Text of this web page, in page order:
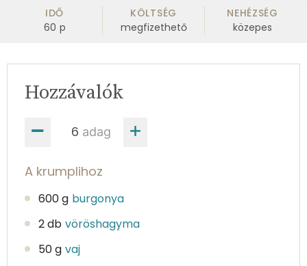
IDŐ
60 p
KÖLTSÉG
megfizethető
NEHÉZSÉG
közepes
adag
Hozzávalók
A krumplihoz
600 g burgonya
2 db vöröshagyma
50 g vaj